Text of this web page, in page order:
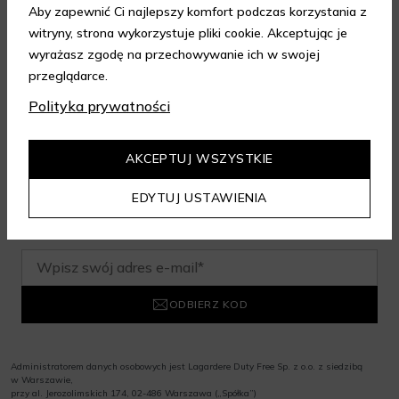
Zapisz się do newslettera i odbierz
rabat na aelia.pl:
-15% na cały nieprzeceniony asortyment przy minimalnej
wartości zamówienia 199 zł. Kod nie łączy się z innymi
ODBIERZ KOD
Administratorem danych osobowych jest Lagardere Duty Free Sp. z o.o. z siedzibą
w Warszawie,
przy al. Jerozolimskich 174, 02-486 Warszawa („Spółka”)
Aby zapewnić Ci najlepszy komfort podczas korzystania z
witryny, strona wykorzystuje pliki cookie. Akceptując je
wyrażasz zgodę na przechowywanie ich w swojej
przeglądarce.
Polityka prywatności
EDYTUJ USTAWIENIA
AKCEPTUJ WSZYSTKIE